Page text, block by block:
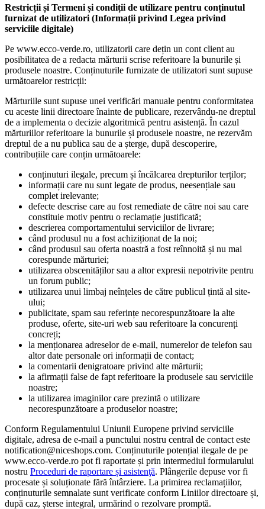
Restricții și Termeni și condiții de utilizare pentru conținutul
furnizat de utilizatori (Informații privind Legea privind
serviciile digitale)
Pe www.ecco-verde.ro, utilizatorii care dețin un cont client au
posibilitatea de a redacta mărturii scrise referitoare la bunurile și
produsele noastre. Conținuturile furnizate de utilizatori sunt supuse
următoarelor restricții:
Mărturiile sunt supuse unei verificări manuale pentru conformitatea
cu aceste linii directoare înainte de publicare, rezervându-ne dreptul
de a implementa o decizie algoritmică pentru asistență. În cazul
mărturiilor referitoare la bunurile și produsele noastre, ne rezervăm
dreptul de a nu publica sau de a șterge, după descoperire,
contribuțiile care conțin următoarele:
conținuturi ilegale, precum și încălcarea drepturilor terților;
informații care nu sunt legate de produs, neesențiale sau
complet irelevante;
defecte descrise care au fost remediate de către noi sau care
constituie motiv pentru o reclamație justificată;
descrierea comportamentului serviciilor de livrare;
când produsul nu a fost achiziționat de la noi;
când produsul sau oferta noastră a fost reînnoită și nu mai
corespunde mărturiei;
utilizarea obscenităților sau a altor expresii nepotrivite pentru
un forum public;
utilizarea unui limbaj neînțeles de către publicul țintă al site-
ului;
publicitate, spam sau referințe necorespunzătoare la alte
produse, oferte, site-uri web sau referitoare la concurenți
concreți;
la menționarea adreselor de e-mail, numerelor de telefon sau
altor date personale ori informații de contact;
la comentarii denigratoare privind alte mărturii;
la afirmații false de fapt referitoare la produsele sau serviciile
noastre;
la utilizarea imaginilor care prezintă o utilizare
necorespunzătoare a produselor noastre;
Conform Regulamentului Uniunii Europene privind serviciile
digitale, adresa de e-mail a punctului nostru central de contact este
notification@niceshops.com. Conținuturile potențial ilegale de pe
www.ecco-verde.ro pot fi raportate și prin intermediul formularului
nostru Proceduri de raportare și asistenţă. Plângerile depuse vor fi
procesate și soluționate fără întârziere. La primirea reclamațiilor,
conținuturile semnalate sunt verificate conform Liniilor directoare și,
după caz, șterse integral, urmărind o rezolvare promptă.